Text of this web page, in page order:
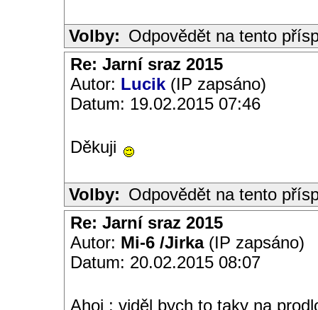
Volby: Odpovědět na tento
Re: Jarní sraz 2015
Autor: Lucik (IP zapsáno)
Datum: 19.02.2015 07:46
Děkuji
Volby: Odpovědět na tento
Re: Jarní sraz 2015
Autor: Mi-6 /Jirka(IP zapsáno)
Datum: 20.02.2015 08:07
Ahoj ; viděl bych to taky na